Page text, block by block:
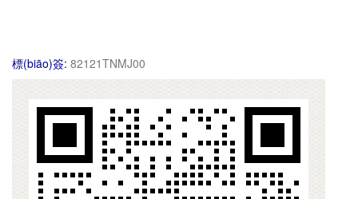
標(biāo)簽: 82121TNMJ00